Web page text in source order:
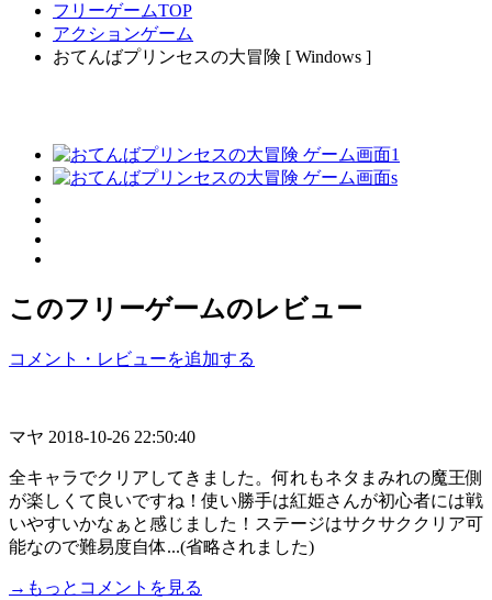
フリーゲームTOP
アクションゲーム
おてんばプリンセスの大冒険 [ Windows ]
このフリーゲームのレビュー
コメント・レビューを追加する
マヤ 2018-10-26 22:50:40
全キャラでクリアしてきました。何れもネタまみれの魔王側
が楽しくて良いですね！使い勝手は紅姫さんが初心者には戦
いやすいかなぁと感じました！ステージはサクサククリア可
能なので難易度自体...(省略されました)
→もっとコメントを見る